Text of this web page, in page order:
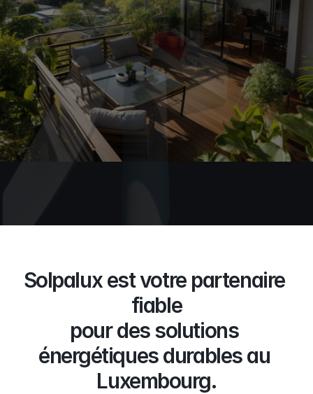
Solpalux est votre partenaire
fiable
pour des solutions
énergétiques durables au
Luxembourg.